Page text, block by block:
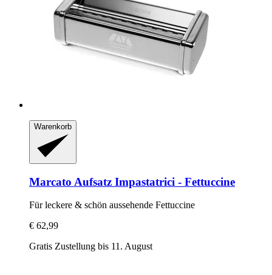
Warenkorb
Marcato Aufsatz Impastatrici -​ Fettuccine
Für leckere & schön aussehende Fettuccine
€ 62,99
Gratis Zustellung bis 11. August